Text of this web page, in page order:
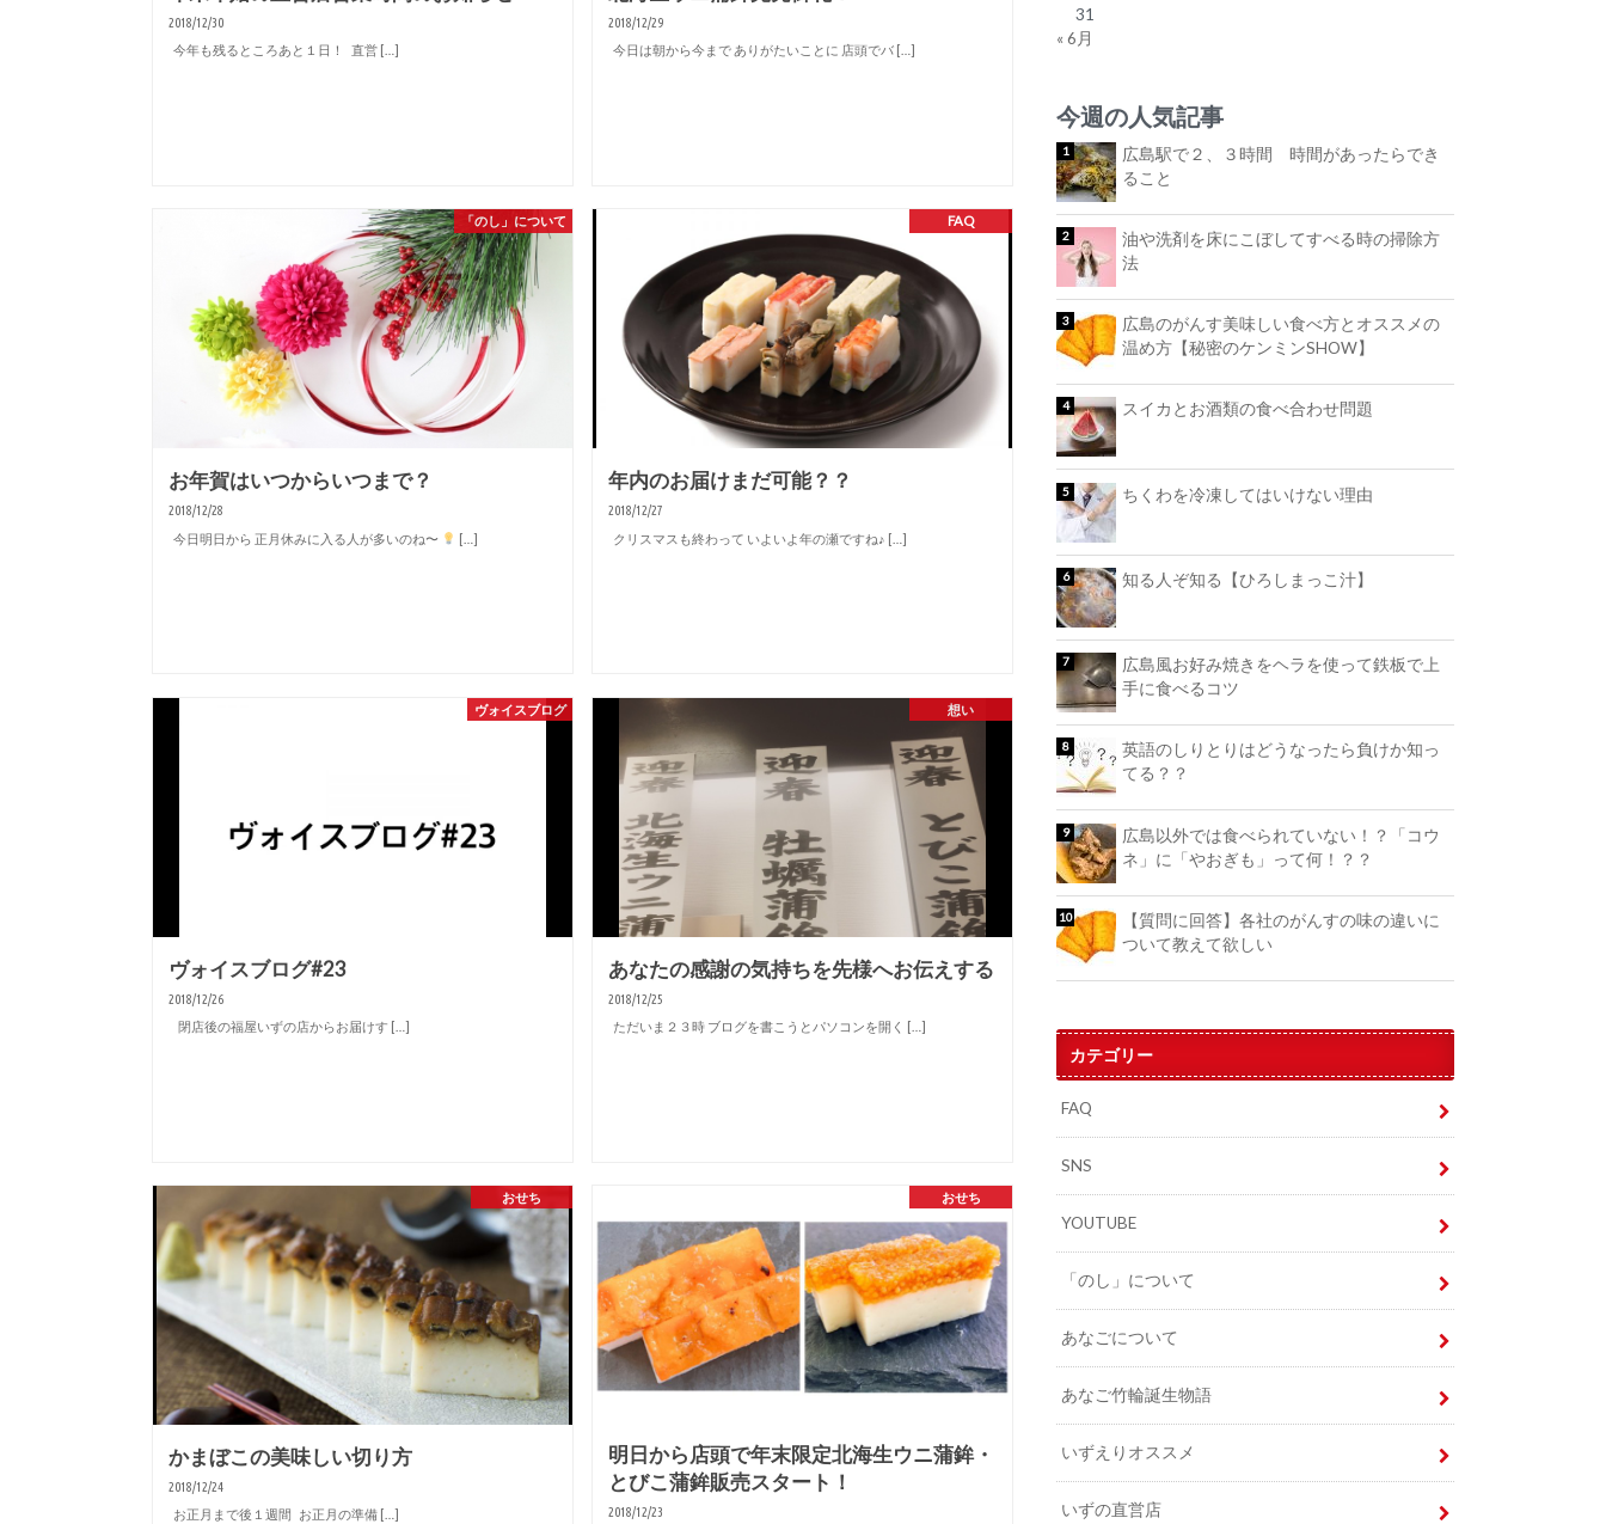
2018/12/30
今年も残るところあと１日！ 直営 […]
2018/12/29
今日は朝から今まで ありがたいことに 店頭でバ […]
「のし」について
お年賀はいつからいつまで？
2018/12/28
今日明日から 正月休みに入る人が多いのね〜 […]
FAQ
年内のお届けまだ可能？？
2018/12/27
クリスマスも終わって いよいよ年の瀬ですね♪ […]
ヴォイスブログ
ヴォイスブログ#23
2018/12/26
閉店後の福屋いずの店からお届けす […]
想い
あなたの感謝の気持ちを先様へお伝えする
2018/12/25
ただいま２３時 ブログを書こうとパソコンを開く […]
おせち
かまぼこの美味しい切り方
2018/12/24
お正月まで後１週間 お正月の準備 […]
おせち
明日から店頭で年末限定北海生ウニ蒲鉾・
とびこ蒲鉾販売スタート！
2018/12/23
31
« 6月
今週の人気記事
広島駅で２、３時間 時間があったらでき
ること
油や洗剤を床にこぼしてすべる時の掃除方
法
広島のがんす美味しい食べ方とオススメの
温め方【秘密のケンミンSHOW】
スイカとお酒類の食べ合わせ問題
ちくわを冷凍してはいけない理由
知る人ぞ知る【ひろしまっこ汁】
広島風お好み焼きをヘラを使って鉄板で上
手に食べるコツ
英語のしりとりはどうなったら負けか知っ
てる？？
広島以外では食べられていない！？「コウ
ネ」に「やおぎも」って何！？？
【質問に回答】各社のがんすの味の違いに
ついて教えて欲しい
カテゴリー
FAQ
SNS
YOUTUBE
「のし」について
あなごについて
あなご竹輪誕生物語
いずえりオススメ
いずの直営店